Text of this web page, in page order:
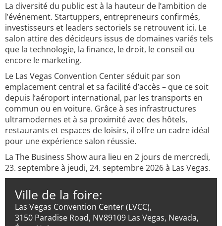
La diversité du public est à la hauteur de l’ambition de
l’événement. Startuppers, entrepreneurs confirmés,
investisseurs et leaders sectoriels se retrouvent ici. Le
salon attire des décideurs issus de domaines variés tels
que la technologie, la finance, le droit, le conseil ou
encore le marketing.
Le Las Vegas Convention Center séduit par son
emplacement central et sa facilité d’accès – que ce soit
depuis l’aéroport international, par les transports en
commun ou en voiture. Grâce à ses infrastructures
ultramodernes et à sa proximité avec des hôtels,
restaurants et espaces de loisirs, il offre un cadre idéal
pour une expérience salon réussie.
La The Business Show aura lieu en 2 jours de mercredi,
23. septembre à jeudi, 24. septembre 2026 à Las Vegas.
Ville de la foire:
Las Vegas Convention Center (LVCC),
3150 Paradise Road, NV89109 Las Vegas, Nevada,